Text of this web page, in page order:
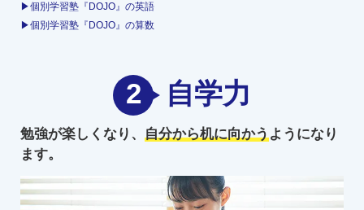
▶個別学習塾『DOJO』の英語
▶個別学習塾『DOJO』の算数
2 自学力
勉強が楽しくなり、 自分から机に向かうようになり
ます。